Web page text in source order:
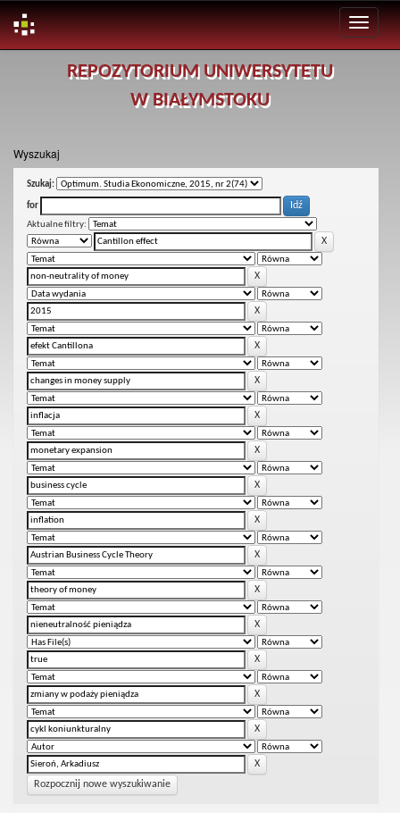
REPOZYTORIUM UNIWERSYTETU
W BIAŁYMSTOKU
Wyszukaj
Szukaj:
for
Aktualne filtry:
Rozpocznij nowe wyszukiwanie